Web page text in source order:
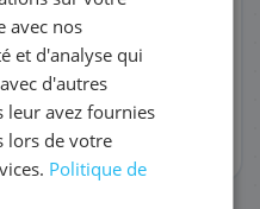
SOUHAITÉE
avec nos
et d'analyse qui
d'autres
avez fournies
lors de votre
Politique de